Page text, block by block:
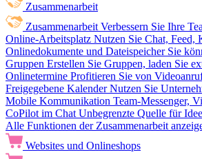
Zusammenarbeit
Zusammenarbeit Verbessern Sie Ihre
Online-Arbeitsplatz Nutzen Sie Chat, Feed,
Onlinedokumente und Dateispeicher Sie
Gruppen Erstellen Sie Gruppen, laden Sie
Onlinetermine Profitieren Sie von
Freigegebene Kalender Nutzen Sie
Mobile Kommunikation Team-Messenger,
CoPilot im Chat Unbegrenzte Quelle für
Alle Funktionen der Zusammenarbeit
Websites und Onlineshops